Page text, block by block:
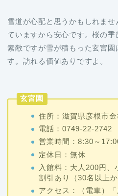
雪道が心配と思うかもしれま
ていますから安心です。桜の
素敵ですが雪が積もった玄宮
す。訪れる価値ありですよ。
玄宮園
住所：滋賀県彦根市
電話：0749-22-2742
営業時間：8:30～
定休日：無休
入館料：大人200円
割引あり（30名以上か
アクセス：（電車）